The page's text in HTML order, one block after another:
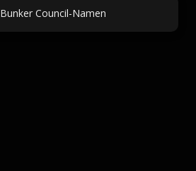
Bunker Council-Namen